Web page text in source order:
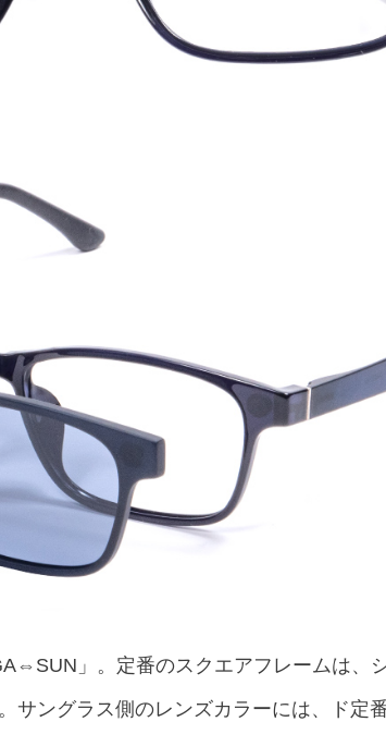
」。定番のスクエアフレームは、
サングラス側のレンズカラーには、ド定